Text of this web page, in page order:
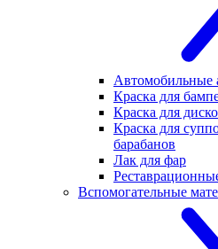
Автомобильные
Краска для
Краска для
Краска для
барабанов
Лак для фар
Вспомогательные